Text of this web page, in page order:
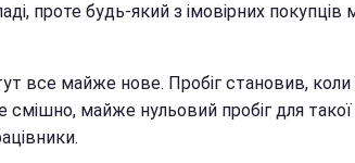
проте будь-який з імовірних
все майже нове. Пробіг становив, коли
смішно, майже нульовий пробіг для такої